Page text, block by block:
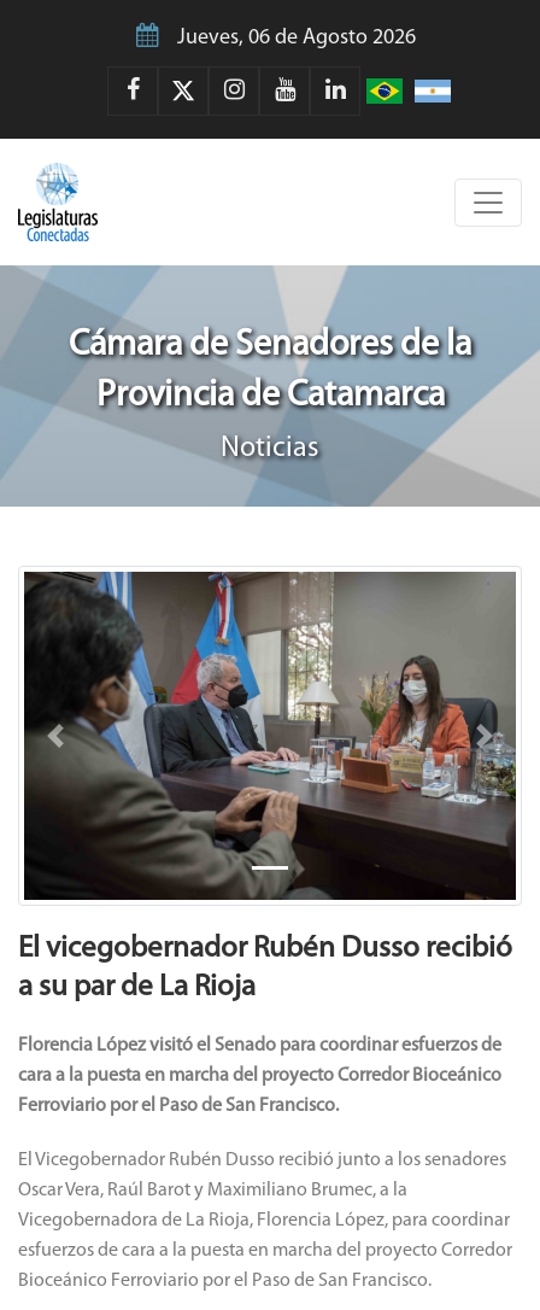
Jueves, 06 de Agosto 2026
Cámara de Senadores de la
Provincia de Catamarca
Noticias
Previous Next
El vicegobernador Rubén Dusso recibió
a su par de La Rioja
Florencia López visitó el Senado para coordinar esfuerzos de
cara a la puesta en marcha del proyecto Corredor Bioceánico
Ferroviario por el Paso de San Francisco.
El Vicegobernador Rubén Dusso recibió junto a los senadores
Oscar Vera, Raúl Barot y Maximiliano Brumec, a la
Vicegobernadora de La Rioja, Florencia López, para coordinar
esfuerzos de cara a la puesta en marcha del proyecto Corredor
Bioceánico Ferroviario por el Paso de San Francisco.